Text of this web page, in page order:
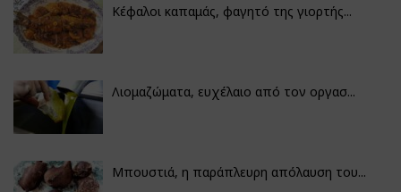
Κέφαλοι καπαμάς, φαγητό της γιορτής...
Λιομαζώματα, ευχέλαιο από τον οργασ...
Μπουστιά, η παράπλευρη απόλαυση του...